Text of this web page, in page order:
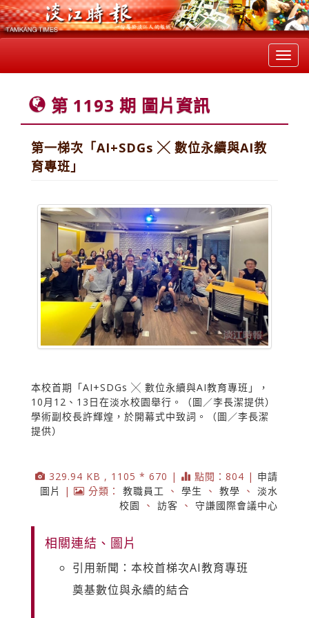
第 1193 期 圖片資訊
第一梯次「AI+SDGs ╳ 數位永續與AI教
育專班」
本校首期「AI+SDGs ╳ 數位永續與AI教育專班」，
10月12、13日在淡水校園舉行。（圖／李長潔提供）
學術副校長許輝煌，於開幕式中致詞。（圖／李長潔
提供）
329.94 KB , 1105 * 670 | 點閱：804 | 申請
圖片
| 分類： 教職員工 、 學生 、 教學 、 淡水
校園
、 訪客 、 守謙國際會議中心
相關連結、圖片
引用新聞：本校首梯次AI教育專班
奠基數位與永續的結合